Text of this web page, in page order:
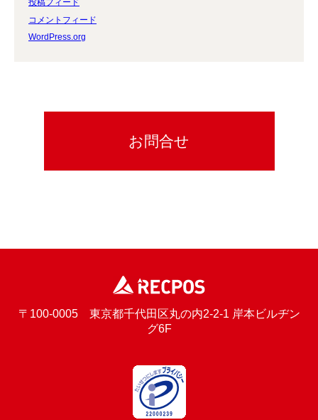
投稿フィード
コメントフィード
WordPress.org
〒100-0005 東京都千代田区丸の内2-2-1 岸本ビルヂン
グ6F